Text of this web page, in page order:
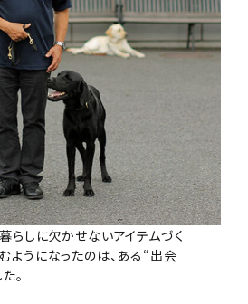
らしに欠かせないアイテムづく
ようになったのは、ある“出会
。